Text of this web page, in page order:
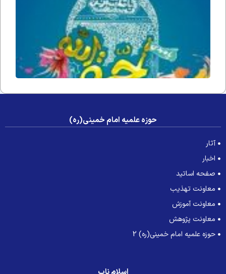
حوزه علمیه امام خمینی(ره)
آثار
اخبار
صفحه اساتید
معاونت تهذیب
معاونت آموزش
معاونت پژوهش
حوزه علمیه امام خمینی(ره) 2